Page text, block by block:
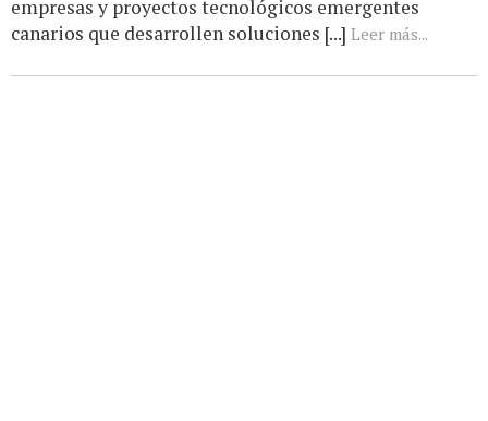
empresas y proyectos tecnológicos emergentes
canarios que desarrollen soluciones [...] Leer más...